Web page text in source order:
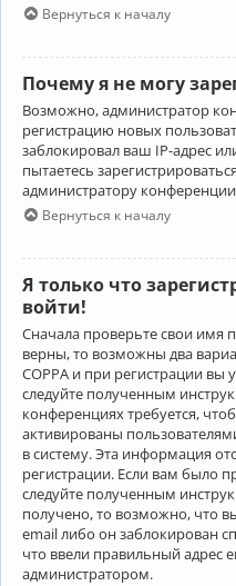
Вернуться к началу
Почему я не могу
Возможно, администратор
регистрацию новых
заблокировал ваш IP-адрес
пытаетесь
администратору
Вернуться к началу
Я только что
войти!
Сначала проверьте свои имя
верны, то возможны два
COPPA и при регистрации вы
следуйте полученным
конференциях требуется,
активированы
в систему. Эта информация
регистрации. Если вам было
следуйте полученным
получено, то возможно, что
email либо он заблокирован
что ввели правильный адрес
администратором.